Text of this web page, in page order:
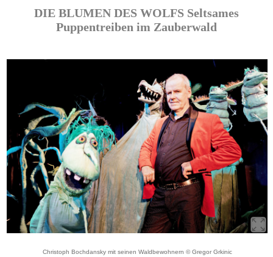
DIE BLUMEN DES WOLFS Seltsames
Puppentreiben im Zauberwald
Christoph Bochdansky mit seinen Waldbewohnern © Gregor Grkinic